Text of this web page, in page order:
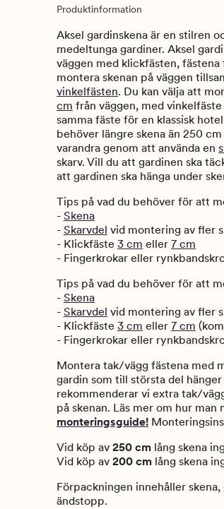
Produktinformation
Aksel gardinskena är en stilren
medeltunga gardiner. Aksel
väggen med klickfästen, fästena
montera skenan på väggen
vinkelfästen. Du kan välja att
cm från väggen, med
samma fäste för en klassisk
behöver längre skena än 250
varandra genom att använda en
skarv. Vill du att gardinen ska
att gardinen ska hänga under
Tips på vad du behöver för att
- Skena
- Skarvdel vid montering av fler
- Klickfäste 3 cm eller 7 cm
- Fingerkrokar eller
Tips på vad du behöver för att
- Skena
- Skarvdel vid montering av fler
- Klickfäste 3 cm eller 7 cm
- Fingerkrokar eller
Montera tak/vägg fästena med
gardin som till största del
rekommenderar vi extra tak/
på skenan. Läs mer om hur
monteringsguide!
Vid köp av 250 cm lång skena
Vid köp av 200 cm lång skena
Förpackningen innehåller
ändstopp.